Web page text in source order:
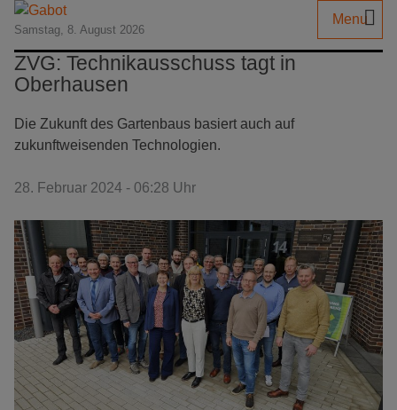
Samstag, 8. August 2026
Menu
ZVG: Technikausschuss tagt in
Oberhausen
Die Zukunft des Gartenbaus basiert auch auf
zukunftweisenden Technologien.
28. Februar 2024 - 06:28 Uhr